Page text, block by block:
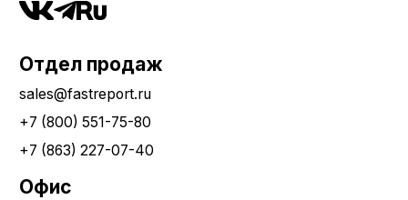
Отдел продаж
sales@fastreport.ru
+7 (800) 551-75-80
+7 (863) 227-07-40
Офис